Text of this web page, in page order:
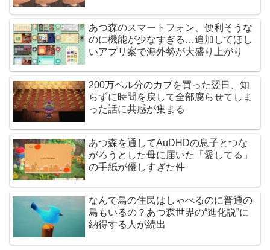
あつ森のスマートフォン、便利そうな
のに機能が少なすぎる…追加してほし
いアプリ案で海外勢が大盛り上がり
200万ベル分のカブを買った翌日、知
らずに時間を戻して全部腐らせてしま
った話に共感が集まる
あつ森を通してAuDHDの息子とつな
がろうとした母に届いた「愛してる」
の手紙が優しすぎた件
なんで鳥の住民はしゃべるのに普通の
鳥もいるの？あつ森世界の“進化説”に
納得する人が続出